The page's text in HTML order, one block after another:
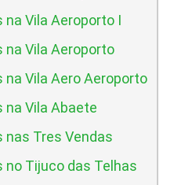
Vila Aeroporto I
na Vila Aeroporto
Vila Aero Aeroporto
na Vila Abaete
nas Tres Vendas
no Tijuco das Telhas